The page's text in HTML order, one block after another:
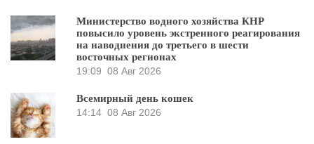
Министерство водного хозяйства КНР
повысило уровень экстренного реагирования
на наводнения до третьего в шести
восточных регионах
19:09 08 Авг 2026
Всемирный день кошек
14:14 08 Авг 2026